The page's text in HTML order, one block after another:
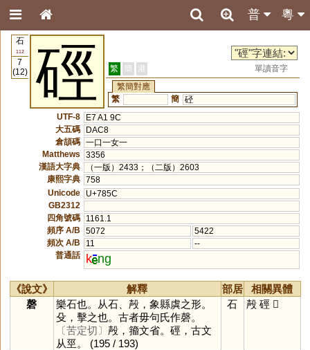
粵
普
石
112
7
(12)
硜 繁 簡 港
單讀音字
繁簡對應
繁
簡 硁
UTF-8
E7 A1 9C
大五碼
DAC8
倉頡碼 一口一女一
Matthews
3356
漢語大字典
（一版）2433；（二版）2603
康熙字典 758
Unicode
U+785C
GB2312
四角號碼
1161.1
頻序 A/B
5072
5422
頻次 A/B
11
--
普通話
k ng
《說文》 解釋 部居
相關異體
磬
樂石也。从石、殸，象縣虡之形。
殳，擊之也。古者毋句氏作磬。
〔苦定切〕 殸，籀文省。硜，古文
从巠。 (195 / 193)
石 殸 硜 𥓕